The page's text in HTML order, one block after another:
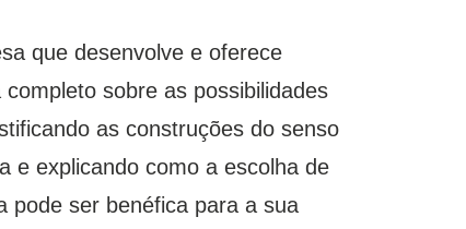
que desenvolve e oferece
sobre as possibilidades
as construções do senso
e explicando como a escolha de
pode ser benéfica para a sua